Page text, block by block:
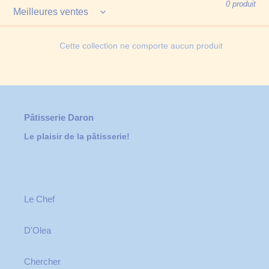
c
t
:
0 produit
Cette collection ne comporte aucun produit
Pâtisserie Daron
Le plaisir de la pâtisserie!
Le Chef
D'Olea
Chercher